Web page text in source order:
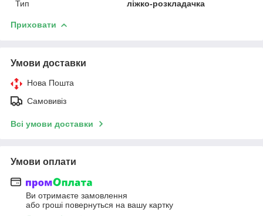
Тип
ліжко-розкладачка
Приховати
Умови доставки
Нова Пошта
Самовивіз
Всі умови доставки
Умови оплати
Ви отримаєте замовлення
або гроші повернуться на вашу картку